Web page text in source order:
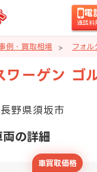
電
通話
例・買取相場 フォ
ワーゲン ゴ
野県須坂市
の詳細
車買取価格